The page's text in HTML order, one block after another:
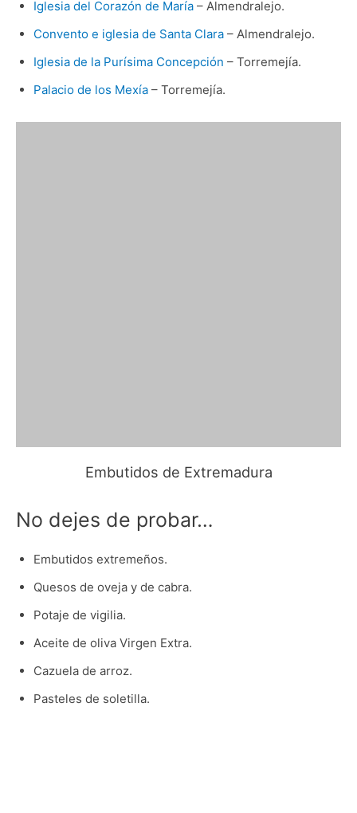
Iglesia del Corazón de María– Almendralejo.
Convento e iglesia de Santa Clara– Almendralejo.
Iglesia de la Purísima Concepción – Torremejía.
Palacio de los Mexía– Torremejía.
Embutidos de Extremadura
No dejes de probar…
Embutidos extremeños.
Quesos de oveja y de cabra.
Potaje de vigilia.
Aceite de oliva Virgen Extra.
Cazuela de arroz.
Pasteles de soletilla.